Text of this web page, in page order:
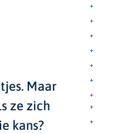
Maar
ze zich
kans?